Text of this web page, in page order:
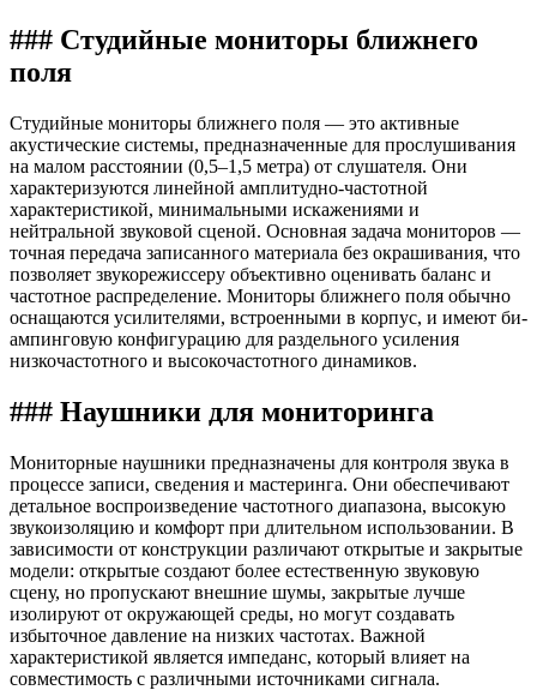
### Студийные мониторы ближнего
поля
Студийные мониторы ближнего поля — это активные
акустические системы, предназначенные для прослушивания
на малом расстоянии (0,5–1,5 метра) от слушателя. Они
характеризуются линейной амплитудно-частотной
характеристикой, минимальными искажениями и
нейтральной звуковой сценой. Основная задача мониторов —
точная передача записанного материала без окрашивания, что
позволяет звукорежиссеру объективно оценивать баланс и
частотное распределение. Мониторы ближнего поля обычно
оснащаются усилителями, встроенными в корпус, и имеют би-
ампинговую конфигурацию для раздельного усиления
низкочастотного и высокочастотного динамиков.
### Наушники для мониторинга
Мониторные наушники предназначены для контроля звука в
процессе записи, сведения и мастеринга. Они обеспечивают
детальное воспроизведение частотного диапазона, высокую
звукоизоляцию и комфорт при длительном использовании. В
зависимости от конструкции различают открытые и закрытые
модели: открытые создают более естественную звуковую
сцену, но пропускают внешние шумы, закрытые лучше
изолируют от окружающей среды, но могут создавать
избыточное давление на низких частотах. Важной
характеристикой является импеданс, который влияет на
совместимость с различными источниками сигнала.